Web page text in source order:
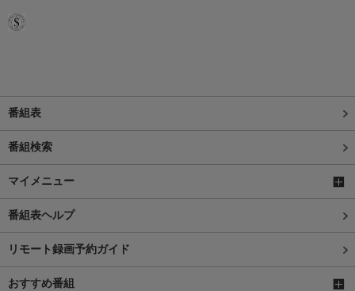
番組表
番組検索
マイメニュー
番組表ヘルプ
リモート録画予約ガイド
おすすめ番組